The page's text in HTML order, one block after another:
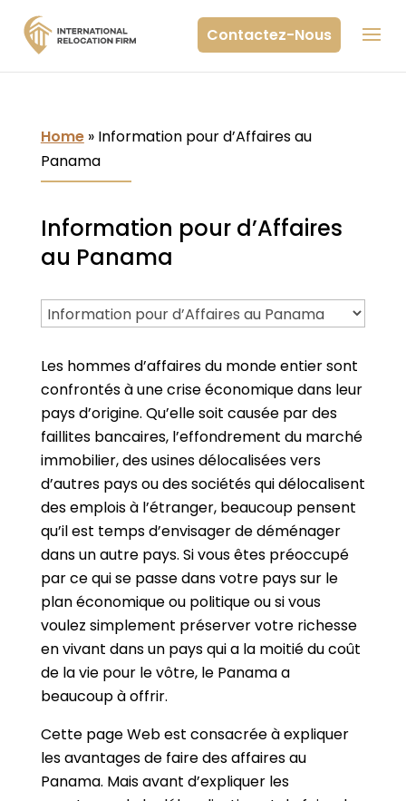
Contactez-Nous
Home» Information pour d’Affaires au
Panama
Information pour d’Affaires
au Panama
Les hommes d’affaires du monde entier sont
confrontés à une crise économique dans leur
pays d’origine. Qu’elle soit causée par des
faillites bancaires, l’effondrement du marché
immobilier, des usines délocalisées vers
d’autres pays ou des sociétés qui délocalisent
des emplois à l’étranger, beaucoup pensent
qu’il est temps d’envisager de déménager
dans un autre pays. Si vous êtes préoccupé
par ce qui se passe dans votre pays sur le
plan économique ou politique ou si vous
voulez simplement préserver votre richesse
en vivant dans un pays qui a la moitié du coût
de la vie pour le vôtre, le Panama a
beaucoup à offrir.
Cette page Web est consacrée à expliquer
les avantages de faire des affaires au
Panama. Mais avant d’expliquer les